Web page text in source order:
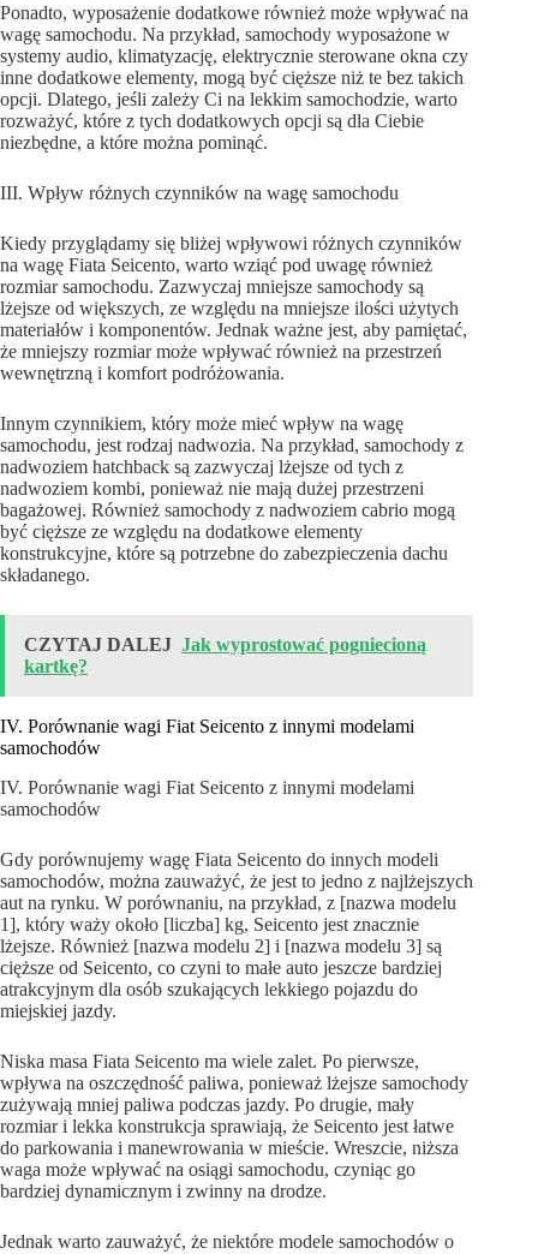
Ponadto, wyposażenie dodatkowe również może wpływać na
wagę samochodu. Na przykład, samochody wyposażone w
systemy audio, klimatyzację, elektrycznie sterowane okna czy
inne dodatkowe elementy, mogą być cięższe niż te bez takich
opcji. Dlatego, jeśli zależy Ci na lekkim samochodzie, warto
rozważyć, które z tych dodatkowych opcji są dla Ciebie
niezbędne, a które można pominąć.
III. Wpływ różnych czynników na wagę samochodu
Kiedy przyglądamy się bliżej wpływowi różnych czynników
na wagę Fiata Seicento, warto wziąć pod uwagę również
rozmiar samochodu. Zazwyczaj mniejsze samochody są
lżejsze od większych, ze względu na mniejsze ilości użytych
materiałów i komponentów. Jednak ważne jest, aby pamiętać,
że mniejszy rozmiar może wpływać również na przestrzeń
wewnętrzną i komfort podróżowania.
Innym czynnikiem, który może mieć wpływ na wagę
samochodu, jest rodzaj nadwozia. Na przykład, samochody z
nadwoziem hatchback są zazwyczaj lżejsze od tych z
nadwoziem kombi, ponieważ nie mają dużej przestrzeni
bagażowej. Również samochody z nadwoziem cabrio mogą
być cięższe ze względu na dodatkowe elementy
konstrukcyjne, które są potrzebne do zabezpieczenia dachu
składanego.
CZYTAJ DALEJ Jak wyprostować pogniecioną
kartkę?
IV. Porównanie wagi Fiat Seicento z innymi modelami
samochodów
IV. Porównanie wagi Fiat Seicento z innymi modelami
samochodów
Gdy porównujemy wagę Fiata Seicento do innych modeli
samochodów, można zauważyć, że jest to jedno z najlżejszych
aut na rynku. W porównaniu, na przykład, z [nazwa modelu
1], który waży około [liczba] kg, Seicento jest znacznie
lżejsze. Również [nazwa modelu 2] i [nazwa modelu 3] są
cięższe od Seicento, co czyni to małe auto jeszcze bardziej
atrakcyjnym dla osób szukających lekkiego pojazdu do
miejskiej jazdy.
Niska masa Fiata Seicento ma wiele zalet. Po pierwsze,
wpływa na oszczędność paliwa, ponieważ lżejsze samochody
zużywają mniej paliwa podczas jazdy. Po drugie, mały
rozmiar i lekka konstrukcja sprawiają, że Seicento jest łatwe
do parkowania i manewrowania w mieście. Wreszcie, niższa
waga może wpływać na osiągi samochodu, czyniąc go
bardziej dynamicznym i zwinny na drodze.
Jednak warto zauważyć, że niektóre modele samochodów o